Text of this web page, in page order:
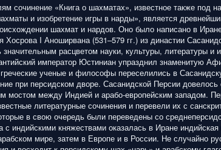
сочинение «Книга о шахматах», известное также под
и изобретение игры в нарды», является
шахмат и нардов. Оно было написано в
Хосрова I Аноширвана (531–579 гг.) из династии
расцветом науки, культуры, литературы и
император Юстиниан упразднил знаменитую
ученые и философы переселились в
при персидском дворе. Сасанидской Персии довелось
мостом между Индией и арабо-европейским западом.
литературные сочинения и перевели их с
в свою очередь были переведены со
с индийскими княжествами оказалась в Иране индийская
мире, затем в Европе и в России. Не случайно